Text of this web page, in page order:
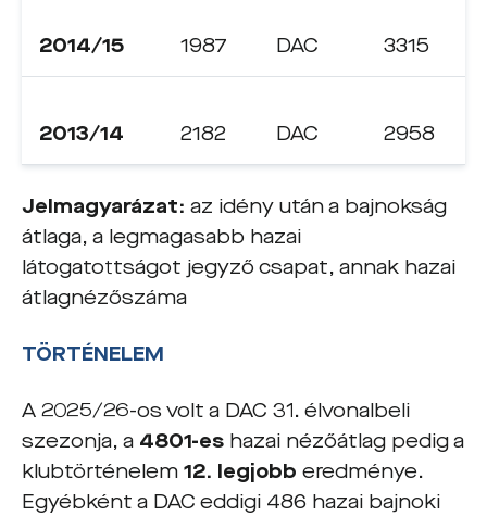
2014/15 1987 DAC 3315
2013/14 2182 DAC 2958
Jelmagyarázat: az idény után a bajnokság
átlaga, a legmagasabb hazai
látogatottságot jegyző csapat, annak hazai
átlagnézőszáma
TÖRTÉNELEM
A 2025/26-os volt a DAC 31. élvonalbeli
szezonja, a 4801-es hazai nézőátlag pedig a
klubtörténelem 12. legjobb eredménye.
Egyébként a DAC eddigi 486 hazai bajnoki